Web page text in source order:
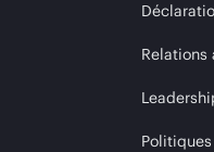
Relations